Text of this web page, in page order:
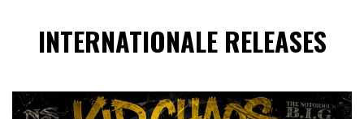
INTERNATIONALE RELEASES